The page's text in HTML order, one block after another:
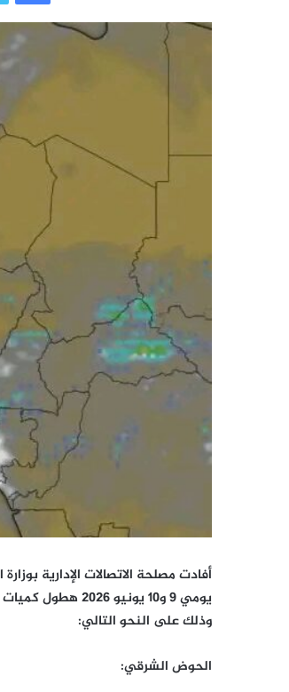
أفادت مصلحة الاتصالات الإدارية
يومي 9 و10
وذلك على النحو التالي:
الحوض الشرقي: